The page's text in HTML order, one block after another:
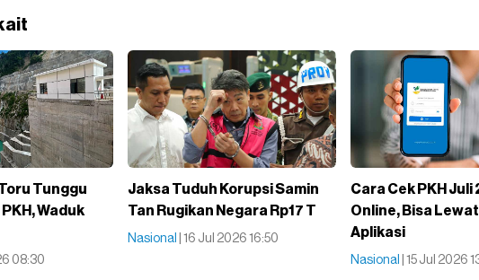
Tunggu
Waduk
08:30
Jaksa Tuduh Korupsi Samin
Tan Rugikan Negara Rp17 T
Nasional | 16 Jul 2026 16:50
Cara Cek PKH Juli
Online, Bisa
Aplikasi
Nasional | 15 Jul 2026